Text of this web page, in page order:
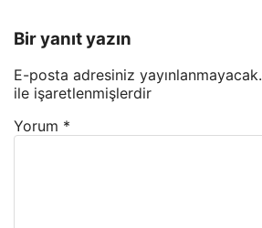
Bir yanıt yazın
E-posta adresiniz yayınlanmayacak.
ile işaretlenmişlerdir
Yorum *